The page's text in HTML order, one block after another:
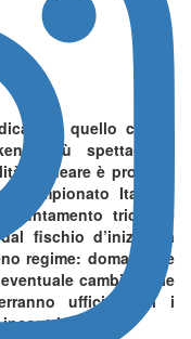
per quello che si
più spettacolari
balneare è pronta a
Campionato Italiano
tricolore
fischio d’inizio, la
regime: domani alle
cambio delle
ufficializzati i
incontri.